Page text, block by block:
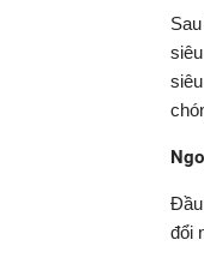
Đầu
đổi